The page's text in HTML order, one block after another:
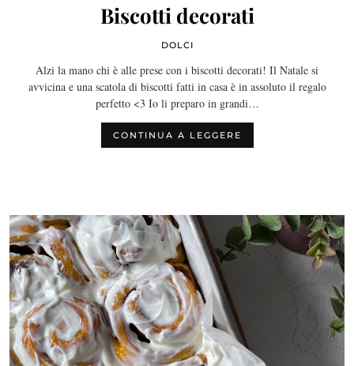
Biscotti decorati
DOLCI
Alzi la mano chi è alle prese con i biscotti decorati! Il Natale si
avvicina e una scatola di biscotti fatti in casa è in assoluto il regalo
perfetto <3 Io li preparo in grandi…
CONTINUA A LEGGERE